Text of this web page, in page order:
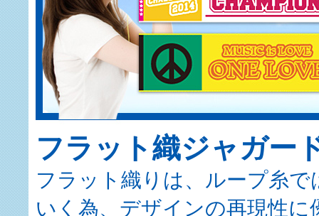
フラット織ジャガー
フラット織りは、ループ糸
いく為、デザインの再現性